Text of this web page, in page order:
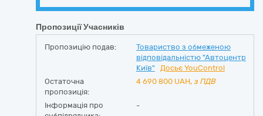
Пропозиції Учасників
Пропозицію подав:
Товариство з обмеженою
відповідальністю "Автоцентр
Київ"
Досьє YouControl
Остаточна
пропозиція:
4 690 800 UAH, з ПДВ
Інформація про
-